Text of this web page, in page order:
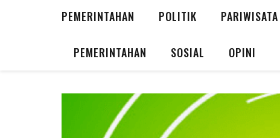
PEMERINTAHAN POLITIK PARIWISATA
PEMERINTAHAN SOSIAL OPINI